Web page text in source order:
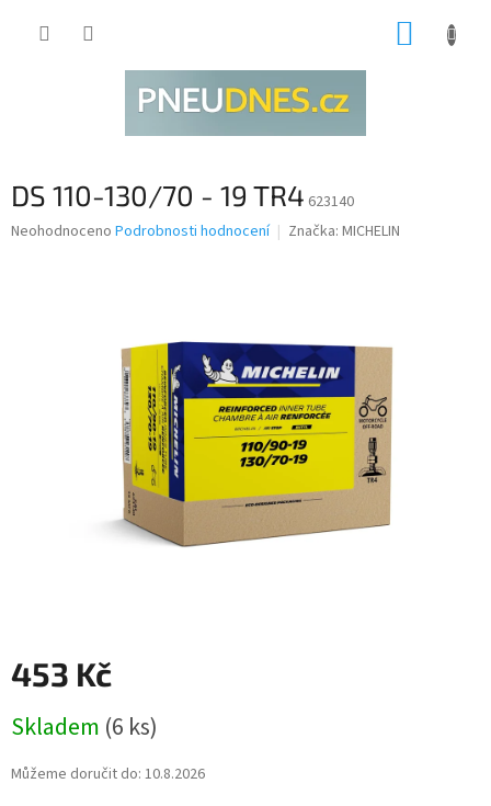
DS 110-130/70 - 19 TR4 623140
Průměrné
Neohodnoceno Podrobnosti hodnocení Značka: MICHELIN
453 Kč
cena:
Skladem (6 ks)
Můžeme doručit do: 10.8.2026